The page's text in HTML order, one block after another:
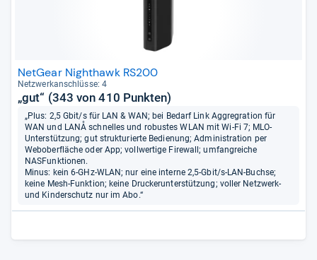
NetGear Nighthawk RS200
Netz­werk­an­schlüsse: 4
„gut“ (343 von 410 Punkten)
„Plus: 2,5 Gbit/s für LAN & WAN; bei Bedarf Link Aggregration für
WAN und LANÅ schnelles und robustes WLAN mit Wi-Fi 7; MLO-
Unterstützung; gut strukturierte Bedienung; Administration per
Weboberfläche oder App; vollwertige Firewall; umfangreiche
NASFunktionen.
Minus: kein 6-GHz-WLAN; nur eine interne 2,5-Gbit/s-LAN-Buchse;
keine Mesh-Funktion; keine Druckerunterstützung; voller Netzwerk-
und Kinderschutz nur im Abo.“